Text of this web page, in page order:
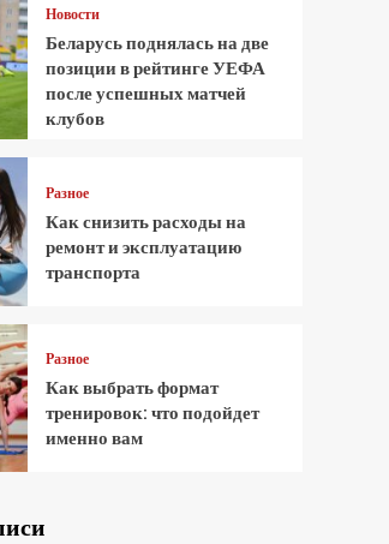
Новости
Беларусь поднялась на две
позиции в рейтинге УЕФА
после успешных матчей
клубов
Разное
Как снизить расходы на
ремонт и эксплуатацию
транспорта
Разное
Как выбрать формат
тренировок: что подойдет
именно вам